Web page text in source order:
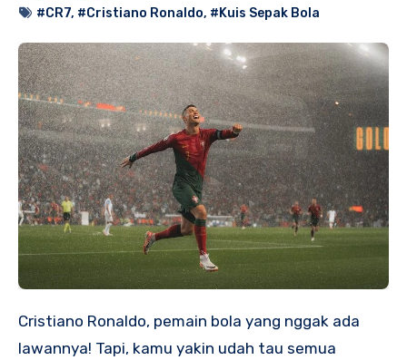
#CR7, #Cristiano Ronaldo, #Kuis Sepak Bola
Cristiano Ronaldo, pemain bola yang nggak ada
lawannya! Tapi, kamu yakin udah tau semua